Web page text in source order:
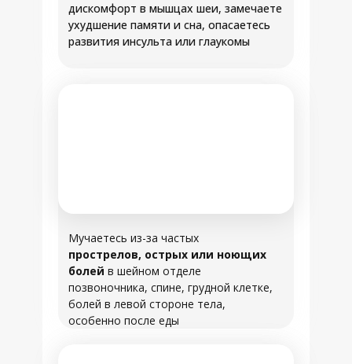
дискомфорт в мышцах шеи, замечаете
ухудшение памяти и сна, опасаетесь
развития инсульта или глаукомы
Мучаетесь из-за частых
прострелов, острых или ноющих
болей в шейном отделе
позвоночника, спине, грудной клетке,
болей в левой стороне тела,
особенно после еды